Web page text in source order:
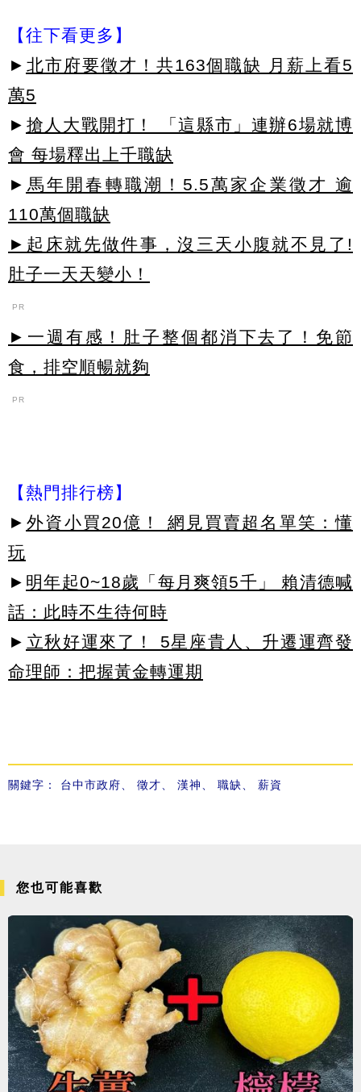
【往下看更多】
► 北市府要徵才！共163個職缺 月薪上看5
萬5
► 搶人大戰開打！ 「這縣市」連辦6場就博
會 每場釋出上千職缺
► 馬年開春轉職潮！5.5萬家企業徵才 逾
110萬個職缺
►起床就先做件事，沒三天小腹就不見了!
肚子一天天變小！
PR
►一週有感！肚子整個都消下去了！免節
食，排空順暢就夠
PR
【熱門排行榜】
► 外資小買20億！ 網見買賣超名單笑：懂
玩
► 明年起0~18歲「每月爽領5千」 賴清德喊
話：此時不生待何時
► 立秋好運來了！ 5星座貴人、升遷運齊發
命理師：把握黃金轉運期
關鍵字： 台中市政府 徵才 漢神 職缺 薪資
您也可能喜歡